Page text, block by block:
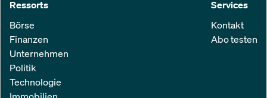
Ressorts
Börse
Finanzen
Unternehmen
Politik
Technologie
Services
Kontakt
Abo testen